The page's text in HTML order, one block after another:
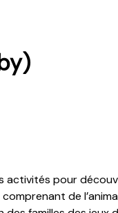
pour
de